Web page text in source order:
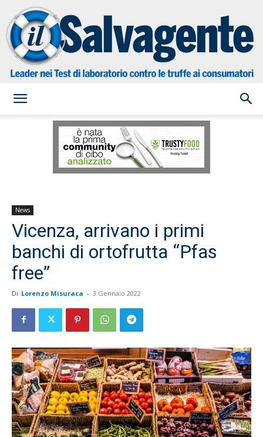
Salvagente
News
Vicenza, arrivano i primi
banchi di ortofrutta “Pfas
free”
Di Lorenzo Misuraca - 3 Gennaio 2022